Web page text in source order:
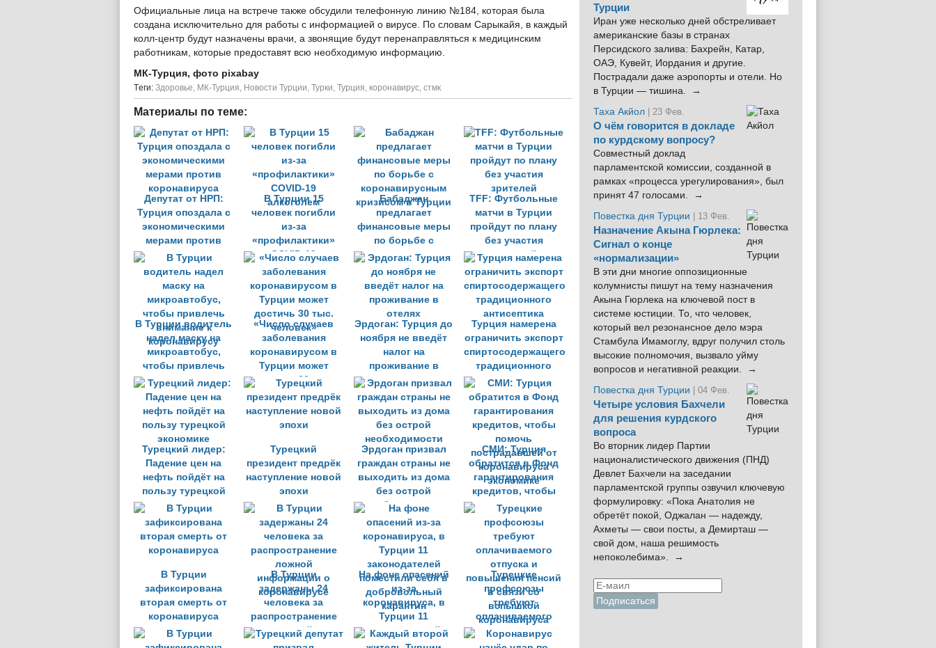
Официальные лица на встрече также обсудили телефонную линию №184, которая была
создана исключительно для работы с информацией о вирусе. По словам Сарыкайя, в каждый
колл-центр будут назначены врачи, а звонящие будут перенаправляться к медицинским
работникам, которые предоставят всю необходимую информацию.
МК-Турция, фото pixabay
Tеги: Здоровье, МК-Турция, Новости Турции, Турки, Турция, коронавирус, стмк
Материалы по теме:
Депутат от НРП:
Турция опоздала с
экономическими
мерами против
коронавируса
В Турции 15
человек погибли
из-за
«профилактики»
COVID-19
алкоголем
Бабаджан
предлагает
финансовые меры
по борьбе с
коронавирусным
кризисом в Турции
TFF: Футбольные
матчи в Турции
пройдут по плану
без участия
зрителей
В Турции водитель
надел маску на
микроавтобус,
чтобы привлечь
внимание к
коронавирусу
«Число случаев
заболевания
коронавирусом в
Турции может
достичь 30 тыс.
человек»
Эрдоган: Турция до
ноября не введёт
налог на
проживание в
отелях
Турция намерена
ограничить экспорт
спиртосодержащего
традиционного
антисептика
Турецкий лидер:
Падение цен на
нефть пойдёт на
пользу турецкой
экономике
Турецкий
президент предрёк
наступление новой
эпохи
Эрдоган призвал
граждан страны не
выходить из дома
без острой
необходимости
СМИ: Турция
обратится в Фонд
гарантирования
кредитов, чтобы
помочь
пострадавшей от
коронавируса
экономике
В Турции
зафиксирована
вторая смерть от
коронавируса
В Турции
задержаны 24
человека за
распространение
ложной
информации о
На фоне опасений
из-за
коронавируса, в
Турции 11
законодателей
поместили себя в
Турецкие
профсоюзы
требуют
оплачиваемого
отпуска и
повышения пенсий
Турции
Иран уже несколько дней обстреливает
американские базы в странах
Персидского залива: Бахрейн, Катар,
ОАЭ, Кувейт, Иордания и другие.
Пострадали даже аэропорты и отели. Но
в Турции — тишина. →
Таха Акйол | 23 Фев.
О чём говорится в докладе
по курдскому вопросу?
Совместный доклад
парламентской комиссии, созданной в
рамках «процесса урегулирования», был
принят 47 голосами. →
Повестка дня Турции
| 13 Фев.
Назначение Акына Гюрлека:
Сигнал о конце
«нормализации»
В эти дни многие оппозиционные
колумнисты пишут на тему назначения
Акына Гюрлека на ключевой пост в
системе юстиции. То, что человек,
который вел резонансное дело мэра
Стамбула Имамоглу, вдруг получил столь
высокие полномочия, вызвало уйму
вопросов и негативной реакции. →
Повестка дня Турции
| 04 Фев.
Четыре условия Бахчели
для решения курдского
вопроса
Во вторник лидер Партии
националистического движения (ПНД)
Девлет Бахчели на заседании
парламентской группы озвучил ключевую
формулировку: «Пока Анатолия не
обретёт покой, Оджалан — надежду,
Ахметы — свои посты, а Демирташ —
свой дом, наша решимость
непоколебима». →